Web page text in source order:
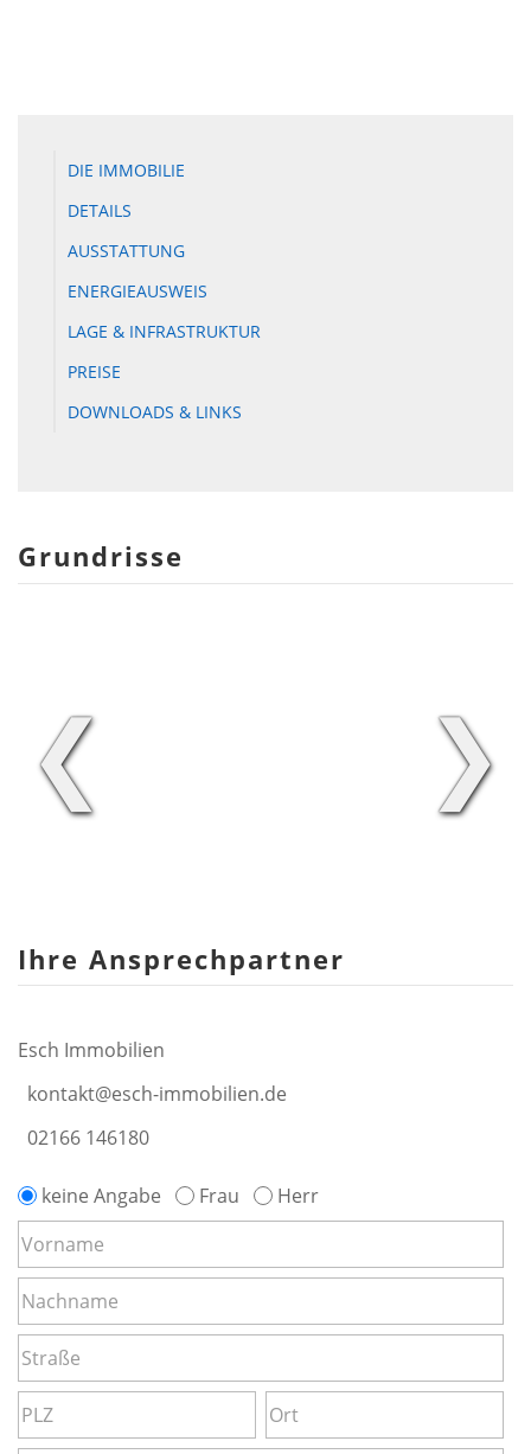
DIE IMMOBILIE
DETAILS
AUSSTATTUNG
ENERGIEAUSWEIS
LAGE & INFRASTRUKTUR
PREISE
DOWNLOADS & LINKS
Grundrisse
❮ ❯
Ihre Ansprechpartner
Esch Immobilien
kontakt@esch-immobilien.de
02166 146180
keine Angabe Frau Herr